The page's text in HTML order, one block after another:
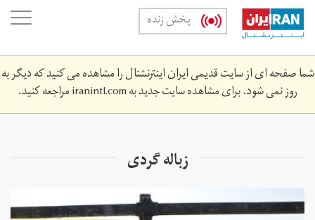
Skip
main
content
پخش زنده
شما صفحه ای از سایت قدیمی ایران اینترنشنال را مشاهده می کنید که دیگر به
روز نمی شود. برای مشاهده سایت جدید بهiranintl.comمراجعه کنید.
زباله گردی